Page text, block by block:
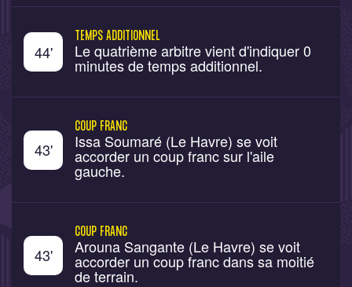
44'
TEMPS ADDITIONNEL
Le quatrième arbitre vient d'indiquer 0
minutes de temps additionnel.
43'
COUP FRANC
Issa Soumaré (Le Havre) se voit
accorder un coup franc sur l'aile
gauche.
43'
COUP FRANC
Arouna Sangante (Le Havre) se voit
accorder un coup franc dans sa moitié
de terrain.